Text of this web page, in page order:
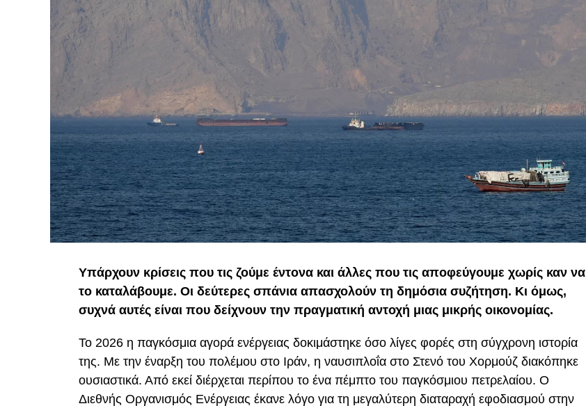
Υπάρχουν κρίσεις που τις ζούμε έντονα και άλλες που τις αποφεύγουμε χωρίς καν να
το καταλάβουμε. Οι δεύτερες σπάνια απασχολούν τη δημόσια συζήτηση. Κι όμως,
συχνά αυτές είναι που δείχνουν την πραγματική αντοχή μιας μικρής οικονομίας.
Το 2026 η παγκόσμια αγορά ενέργειας δοκιμάστηκε όσο λίγες φορές στη σύγχρονη ιστορία
της. Με την έναρξη του πολέμου στο Ιράν, η ναυσιπλοΐα στο Στενό του Χορμούζ διακόπηκε
ουσιαστικά. Από εκεί διέρχεται περίπου το ένα πέμπτο του παγκόσμιου πετρελαίου. Ο
Διεθνής Οργανισμός Ενέργειας έκανε λόγο για τη μεγαλύτερη διαταραχή εφοδιασμού στην